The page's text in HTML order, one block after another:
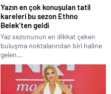
Yazın en çok konuşulan tatil
kareleri bu sezon Ethno
Belek’ten geldi
Yaz sezonunun en dikkat çeken
buluşma noktalarından biri haline
gelen...